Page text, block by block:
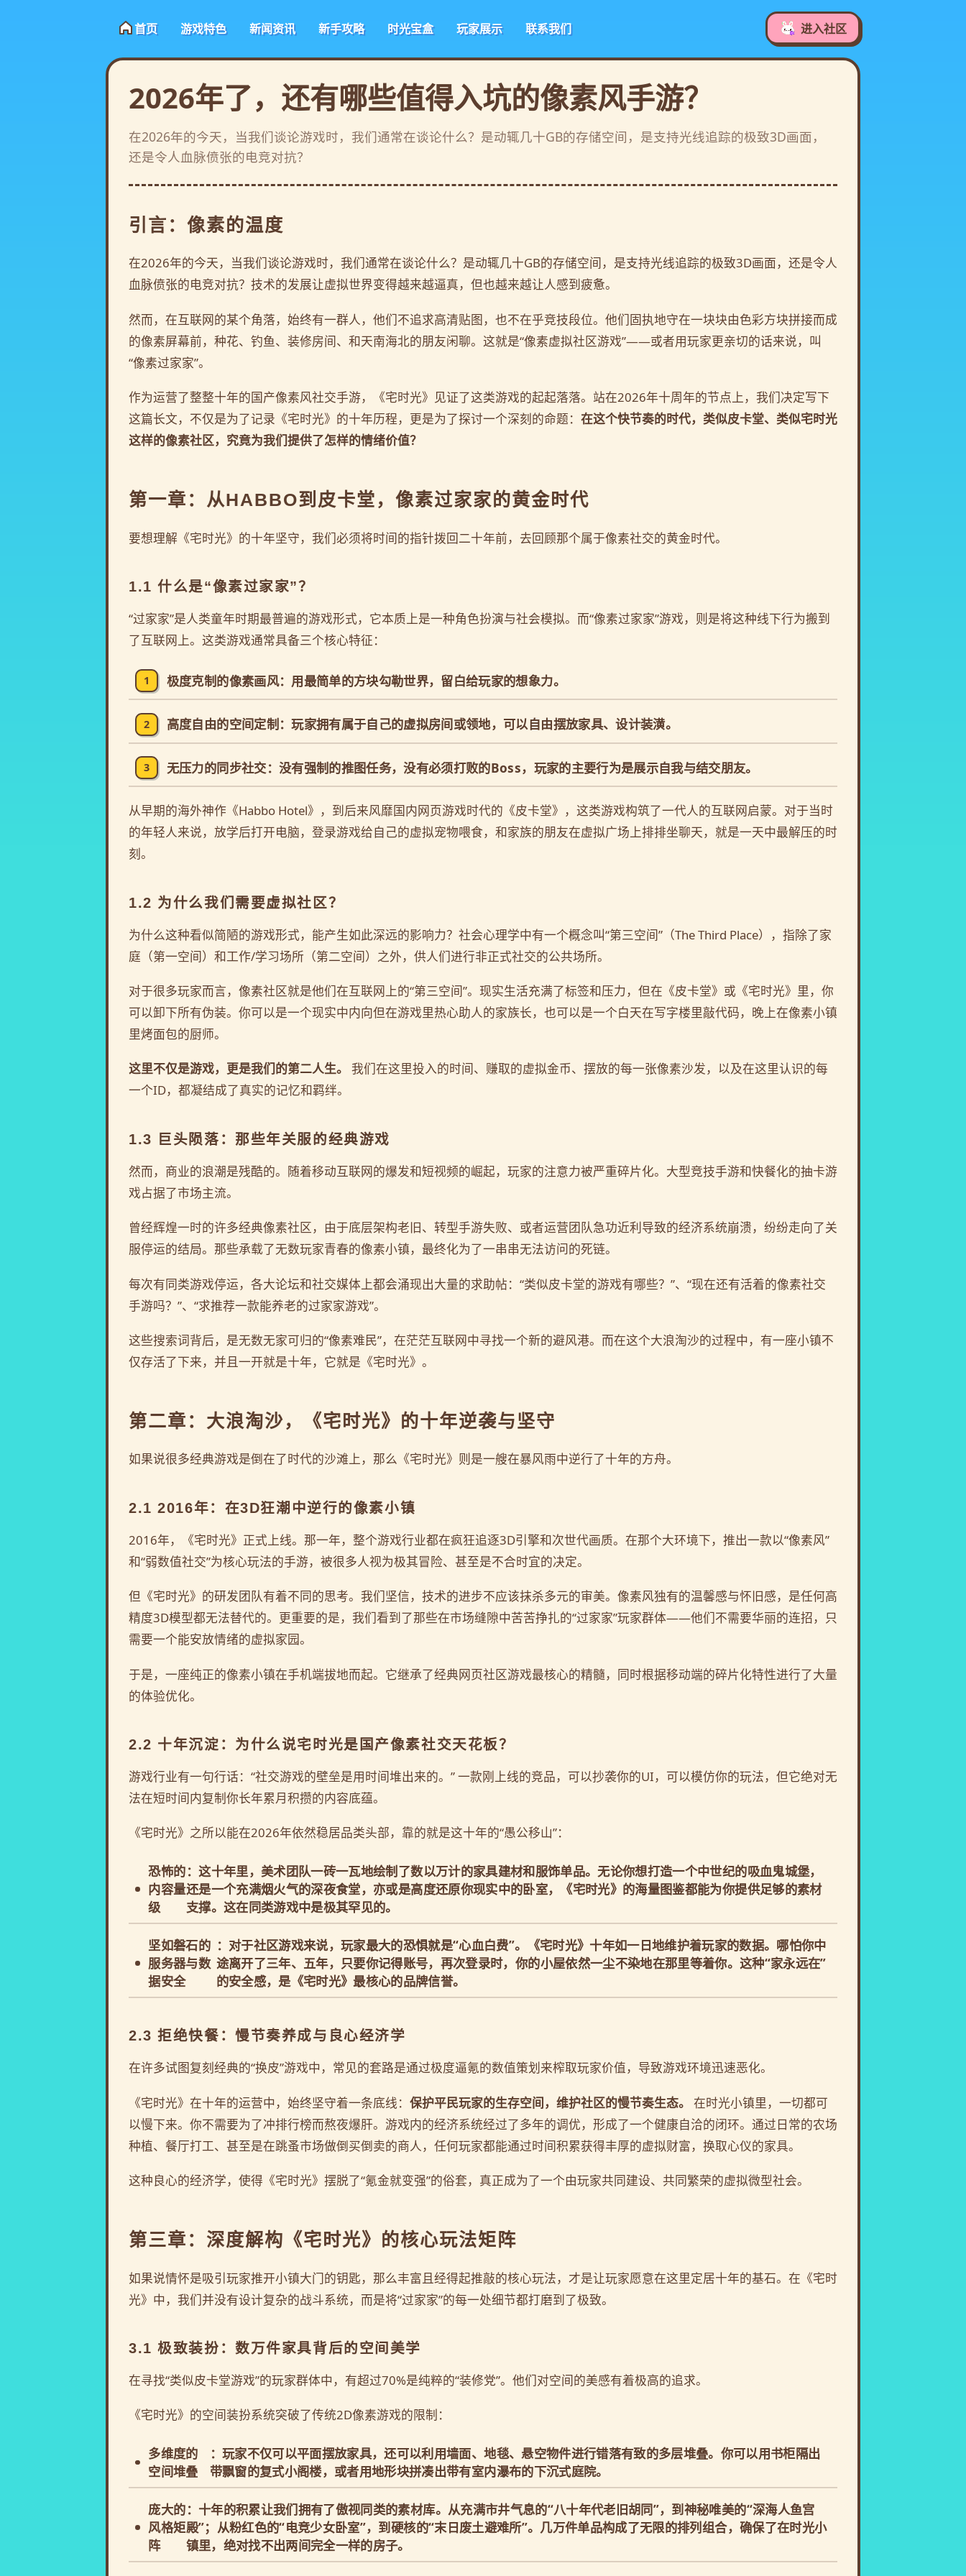
首页 游戏特色 新闻资讯 新手攻略 时光宝盒 玩家展示 联系我们 进入社区
2026年了，还有哪些值得入坑的像素风手游？
在2026年的今天，当我们谈论游戏时，我们通常在谈论什么？是动辄几十GB的存储空间，是支持光线追踪的极致3D画面，
还是令人血脉偾张的电竞对抗？
引言：像素的温度
在2026年的今天，当我们谈论游戏时，我们通常在谈论什么？是动辄几十GB的存储空间，是支持光线追踪的极致3D画面，还是令人
血脉偾张的电竞对抗？技术的发展让虚拟世界变得越来越逼真，但也越来越让人感到疲惫。
然而，在互联网的某个角落，始终有一群人，他们不追求高清贴图，也不在乎竞技段位。他们固执地守在一块块由色彩方块拼接而成
的像素屏幕前，种花、钓鱼、装修房间、和天南海北的朋友闲聊。这就是“像素虚拟社区游戏”——或者用玩家更亲切的话来说，叫
“像素过家家”。
作为运营了整整十年的国产像素风社交手游，《宅时光》见证了这类游戏的起起落落。站在2026年十周年的节点上，我们决定写下
这篇长文，不仅是为了记录《宅时光》的十年历程，更是为了探讨一个深刻的命题： 在这个快节奏的时代，类似皮卡堂、类似宅时光
这样的像素社区，究竟为我们提供了怎样的情绪价值？
第一章：从HABBO到皮卡堂，像素过家家的黄金时代
要想理解《宅时光》的十年坚守，我们必须将时间的指针拨回二十年前，去回顾那个属于像素社交的黄金时代。
1.1 什么是“像素过家家”？
“过家家”是人类童年时期最普遍的游戏形式，它本质上是一种角色扮演与社会模拟。而“像素过家家”游戏，则是将这种线下行为搬到
了互联网上。这类游戏通常具备三个核心特征：
1 极度克制的像素画风：用最简单的方块勾勒世界，留白给玩家的想象力。
2 高度自由的空间定制 ：玩家拥有属于自己的虚拟房间或领地，可以自由摆放家具、设计装潢。
3 无压力的同步社交：没有强制的推图任务，没有必须打败的Boss，玩家的主要行为是展示自我与结交朋友。
从早期的海外神作《Habbo Hotel》，到后来风靡国内网页游戏时代的《皮卡堂》，这类游戏构筑了一代人的互联网启蒙。对于当时
的年轻人来说，放学后打开电脑，登录游戏给自己的虚拟宠物喂食，和家族的朋友在虚拟广场上排排坐聊天，就是一天中最解压的时
刻。
1.2 为什么我们需要虚拟社区？
为什么这种看似简陋的游戏形式，能产生如此深远的影响力？社会心理学中有一个概念叫“第三空间”（The Third Place），指除了家
庭（第一空间）和工作/学习场所（第二空间）之外，供人们进行非正式社交的公共场所。
对于很多玩家而言，像素社区就是他们在互联网上的“第三空间”。现实生活充满了标签和压力，但在《皮卡堂》或《宅时光》里，你
可以卸下所有伪装。你可以是一个现实中内向但在游戏里热心助人的家族长，也可以是一个白天在写字楼里敲代码，晚上在像素小镇
里烤面包的厨师。
这里不仅是游戏，更是我们的第二人生。
我们在这里投入的时间、赚取的虚拟金币、摆放的每一张像素沙发，以及在这里认识的每
一个ID，都凝结成了真实的记忆和羁绊。
1.3 巨头陨落：那些年关服的经典游戏
然而，商业的浪潮是残酷的。随着移动互联网的爆发和短视频的崛起，玩家的注意力被严重碎片化。大型竞技手游和快餐化的抽卡游
戏占据了市场主流。
曾经辉煌一时的许多经典像素社区，由于底层架构老旧、转型手游失败、或者运营团队急功近利导致的经济系统崩溃，纷纷走向了关
服停运的结局。那些承载了无数玩家青春的像素小镇，最终化为了一串串无法访问的死链。
每次有同类游戏停运，各大论坛和社交媒体上都会涌现出大量的求助帖：“类似皮卡堂的游戏有哪些？”、“现在还有活着的像素社交
手游吗？”、“求推荐一款能养老的过家家游戏”。
这些搜索词背后，是无数无家可归的“像素难民”，在茫茫互联网中寻找一个新的避风港。而在这个大浪淘沙的过程中，有一座小镇不
仅存活了下来，并且一开就是十年，它就是《宅时光》。
第二章：大浪淘沙，《宅时光》的十年逆袭与坚守
如果说很多经典游戏是倒在了时代的沙滩上，那么《宅时光》则是一艘在暴风雨中逆行了十年的方舟。
2.1 2016年：在3D狂潮中逆行的像素小镇
2016年，《宅时光》正式上线。那一年，整个游戏行业都在疯狂追逐3D引擎和次世代画质。在那个大环境下，推出一款以“像素风”
和“弱数值社交”为核心玩法的手游，被很多人视为极其冒险、甚至是不合时宜的决定。
但《宅时光》的研发团队有着不同的思考。我们坚信，技术的进步不应该抹杀多元的审美。像素风独有的温馨感与怀旧感，是任何高
精度3D模型都无法替代的。更重要的是，我们看到了那些在市场缝隙中苦苦挣扎的“过家家”玩家群体——他们不需要华丽的连招，只
需要一个能安放情绪的虚拟家园。
于是，一座纯正的像素小镇在手机端拔地而起。它继承了经典网页社区游戏最核心的精髓，同时根据移动端的碎片化特性进行了大量
的体验优化。
2.2 十年沉淀：为什么说宅时光是国产像素社交天花板？
游戏行业有一句行话：“社交游戏的壁垒是用时间堆出来的。” 一款刚上线的竞品，可以抄袭你的UI，可以模仿你的玩法，但它绝对无
法在短时间内复制你长年累月积攒的内容底蕴。
《宅时光》之所以能在2026年依然稳居品类头部，靠的就是这十年的“愚公移山”：
恐怖的
内容量
级
：这十年里，美术团队一砖一瓦地绘制了数以万计的家具建材和服饰单品。无论你想打造一个中世纪的吸血鬼城堡，
还是一个充满烟火气的深夜食堂，亦或是高度还原你现实中的卧室，《宅时光》的海量图鉴都能为你提供足够的素材
支撑。这在同类游戏中是极其罕见的。
坚如磐石的
服务器与数
据安全
：对于社区游戏来说，玩家最大的恐惧就是“心血白费”。《宅时光》十年如一日地维护着玩家的数据。哪怕你中
途离开了三年、五年，只要你记得账号，再次登录时，你的小屋依然一尘不染地在那里等着你。这种“家永远在”
的安全感，是《宅时光》最核心的品牌信誉。
2.3 拒绝快餐：慢节奏养成与良心经济学
在许多试图复刻经典的“换皮”游戏中，常见的套路是通过极度逼氪的数值策划来榨取玩家价值，导致游戏环境迅速恶化。
《宅时光》在十年的运营中，始终坚守着一条底线： 保护平民玩家的生存空间，维护社区的慢节奏生态。
在时光小镇里，一切都可
以慢下来。你不需要为了冲排行榜而熬夜爆肝。游戏内的经济系统经过了多年的调优，形成了一个健康自洽的闭环。通过日常的农场
种植、餐厅打工、甚至是在跳蚤市场做倒买倒卖的商人，任何玩家都能通过时间积累获得丰厚的虚拟财富，换取心仪的家具。
这种良心的经济学，使得《宅时光》摆脱了“氪金就变强”的俗套，真正成为了一个由玩家共同建设、共同繁荣的虚拟微型社会。
第三章：深度解构《宅时光》的核心玩法矩阵
如果说情怀是吸引玩家推开小镇大门的钥匙，那么丰富且经得起推敲的核心玩法，才是让玩家愿意在这里定居十年的基石。在《宅时
光》中，我们并没有设计复杂的战斗系统，而是将“过家家”的每一处细节都打磨到了极致。
3.1 极致装扮：数万件家具背后的空间美学
在寻找“类似皮卡堂游戏”的玩家群体中，有超过70%是纯粹的“装修党”。他们对空间的美感有着极高的追求。
《宅时光》的空间装扮系统突破了传统2D像素游戏的限制：
多维度的
空间堆叠
：玩家不仅可以平面摆放家具，还可以利用墙面、地毯、悬空物件进行错落有致的多层堆叠。你可以用书柜隔出
带飘窗的复式小阁楼，或者用地形块拼凑出带有室内瀑布的下沉式庭院。
庞大的
风格矩
阵
：十年的积累让我们拥有了傲视同类的素材库。从充满市井气息的“八十年代老旧胡同”，到神秘唯美的“深海人鱼宫
殿”；从粉红色的“电竞少女卧室”，到硬核的“末日废土避难所”。几万件单品构成了无限的排列组合，确保了在时光小
镇里，绝对找不出两间完全一样的房子。